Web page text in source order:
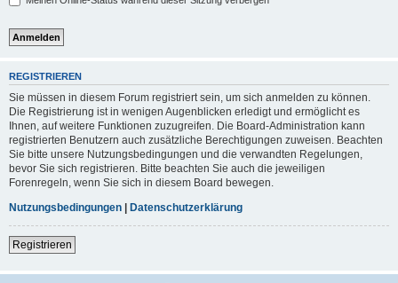
REGISTRIEREN
Sie müssen in diesem Forum registriert sein, um sich anmelden zu können.
Die Registrierung ist in wenigen Augenblicken erledigt und ermöglicht es
Ihnen, auf weitere Funktionen zuzugreifen. Die Board-Administration kann
registrierten Benutzern auch zusätzliche Berechtigungen zuweisen. Beachten
Sie bitte unsere Nutzungsbedingungen und die verwandten Regelungen,
bevor Sie sich registrieren. Bitte beachten Sie auch die jeweiligen
Forenregeln, wenn Sie sich in diesem Board bewegen.
Nutzungsbedingungen | Datenschutzerklärung
Registrieren